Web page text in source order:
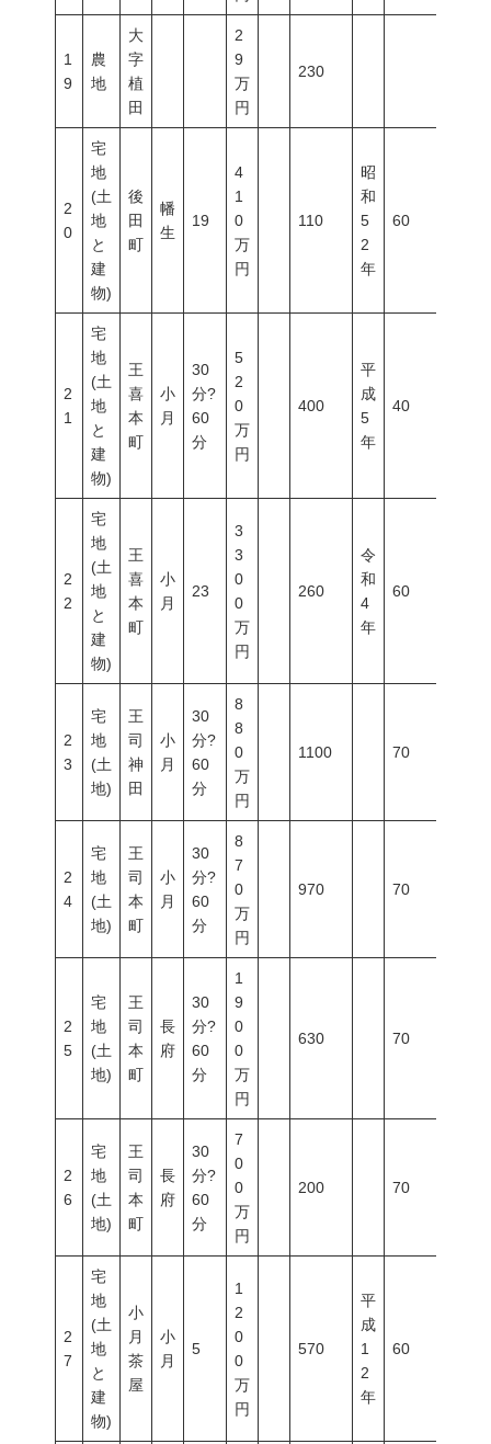
1
9
農
地
大
字
植
田
2
9
万
円
230
2
0
宅
地
(土
地
と
建
物)
後
田
町
幡
生
19
4
1
0
万
円
110
昭
和
5
2
年
60
2
1
宅
地
(土
地
と
建
物)
王
喜
本
町
小
月
30
分?
60
分
5
2
0
万
円
400
平
成
5
年
40
2
2
宅
地
(土
地
と
建
物)
王
喜
本
町
小
月
23
3
3
0
0
万
円
260
令
和
4
年
60
2
3
宅
地
(土
地)
王
司
神
田
小
月
30
分?
60
分
8
8
0
万
円
1100 70
2
4
宅
地
(土
地)
王
司
本
町
小
月
30
分?
60
分
8
7
0
万
円
970 70
2
5
宅
地
(土
地)
王
司
本
町
長
府
30
分?
60
分
1
9
0
0
万
円
630 70
2
6
宅
地
(土
地)
王
司
本
町
長
府
30
分?
60
分
7
0
0
万
円
200 70
2
7
宅
地
(土
地
と
建
物)
小
月
茶
屋
小
月
5
1
2
0
0
万
円
570
平
成
1
2
年
60